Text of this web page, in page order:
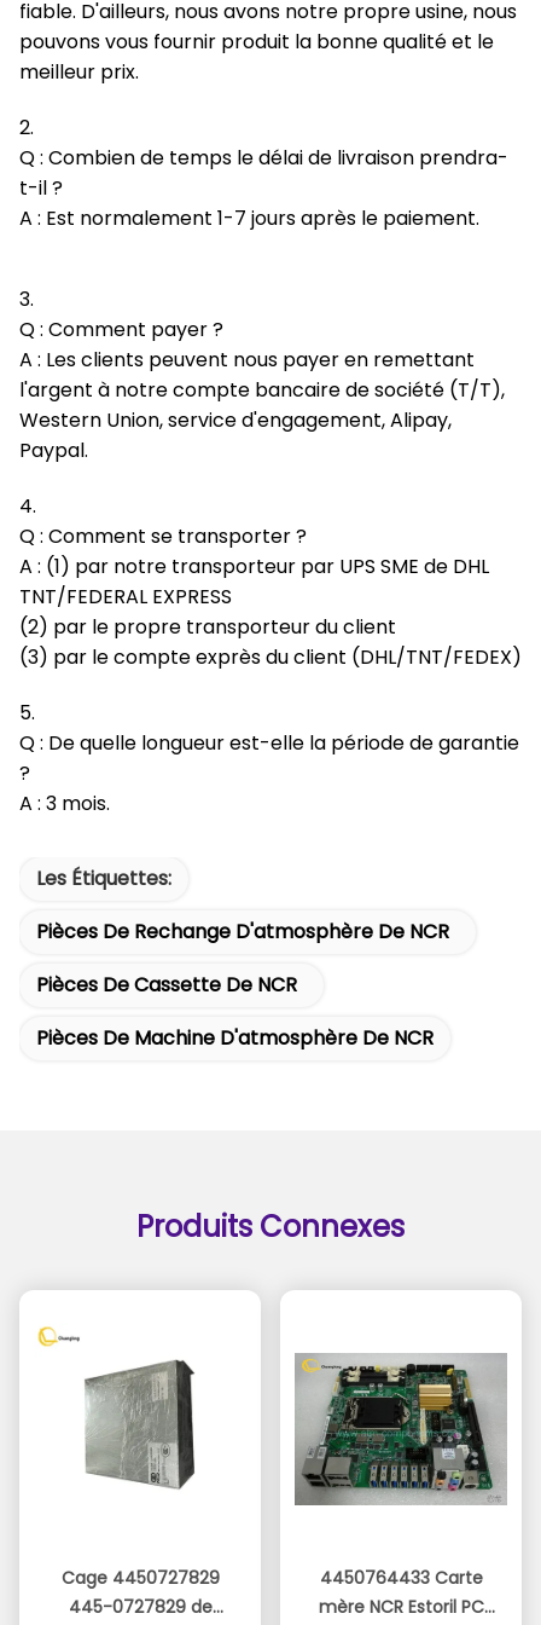
fiable. D'ailleurs, nous avons notre propre usine, nous
pouvons vous fournir produit la bonne qualité et le
meilleur prix.
2.
Q : Combien de temps le délai de livraison prendra-
t-il ?
A : Est normalement 1-7 jours après le paiement.
3.
Q : Comment payer ?
A : Les clients peuvent nous payer en remettant
l'argent à notre compte bancaire de société (T/T),
Western Union, service d'engagement, Alipay,
Paypal.
4.
Q : Comment se transporter ?
A : (1) par notre transporteur par UPS SME de DHL
TNT/FEDERAL EXPRESS
(2) par le propre transporteur du client
(3) par le compte exprès du client (DHL/TNT/FEDEX)
5.
Q : De quelle longueur est-elle la période de garantie
?
A : 3 mois.
Les Étiquettes:
Pièces De Rechange D'atmosphère De NCR
Pièces De Cassette De NCR
Pièces De Machine D'atmosphère De NCR
Produits Connexes
Cage 4450727829
445-0727829 de
4450764433 Carte
mère NCR Estoril PC